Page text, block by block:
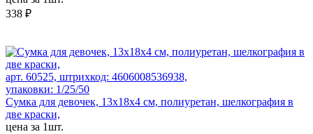
338 ₽
арт. 60525, штрихкод: 4606008536938,
упаковки: 1/25/50
Сумка для девочек, 13х18х4 см, полиуретан, шелкография в
две краски,
цена за 1шт.